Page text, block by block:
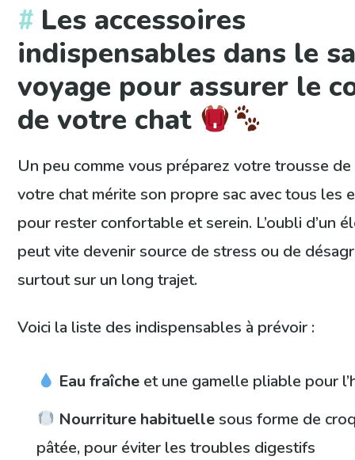
Les accessoires
indispensables dans le
voyage pour assurer le
de votre chat
Un peu comme vous préparez votre trousse de
votre chat mérite son propre sac avec tous les
pour rester confortable et serein. L’oubli d’un
peut vite devenir source de stress ou de
surtout sur un long trajet.
Voici la liste des indispensables à prévoir :
Eau fraîche et une gamelle pliable pour
Nourriture habituelle sous forme de
pâtée, pour éviter les troubles digestifs